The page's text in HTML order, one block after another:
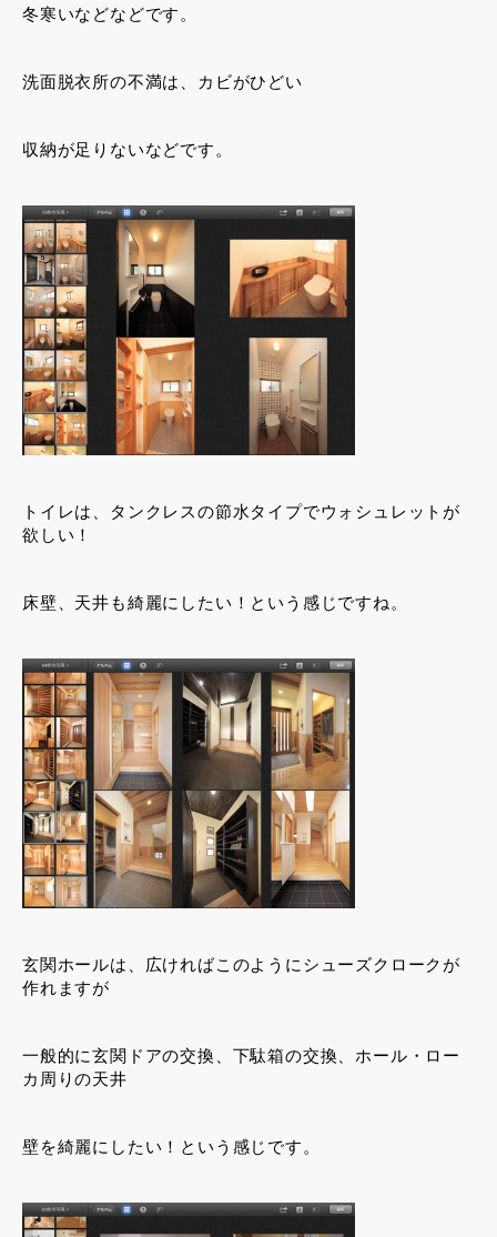
冬寒いなどなどです。
洗面脱衣所の不満は、カビがひどい
収納が足りないなどです。
トイレは、タンクレスの節水タイプでウォシュレットが
欲しい！
床壁、天井も綺麗にしたい！という感じですね。
玄関ホールは、広ければこのようにシューズクロークが
作れますが
一般的に玄関ドアの交換、下駄箱の交換、ホール・ロー
カ周りの天井
壁を綺麗にしたい！という感じです。